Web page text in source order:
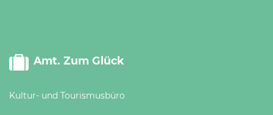
Amt. Zum Glück
Kultur- und Tourismusbüro